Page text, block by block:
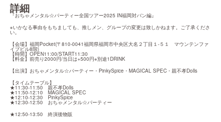
詳細
『おちゃメンタル☆パーティー全国ツアー2025 IN福岡対バン編』
※いかなる事由をもちましても、推しメン、グループの変更は致しかねます。ご了承くださ
い。
【会場】福岡Pocket(〒810-0041福岡県福岡市中央区大名２丁目１-５１　マウンテンファ
イブビル8階)
【時間】OPEN11:00/START11:30
【料金】前売り2000円/当日は+500円※別途1DRINK
【出演】おちゃメンタル☆パーティー・PinkySpice・MAGICAL SPEC・親不孝Dolls
【タイムテーブル】
★11:30-11:50　親不孝Dolls
★11:50-12:10　MAGICAL SPEC
★12:10-12:30　PinkySpice
★12:30-12:50　おちゃメンタル☆パーティー
★12:50-13:50　終演後物販